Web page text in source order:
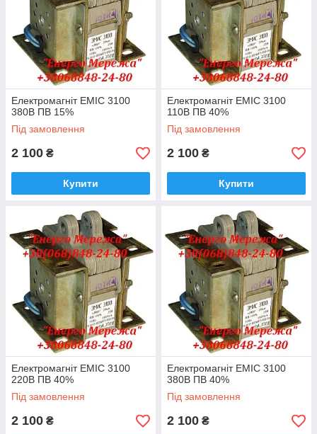
Електромагніт ЕМІС 3100
380В ПВ 15%
Під замовлення
2 100 ₴
Купити
Електромагніт ЕМІС 3100
110В ПВ 40%
Під замовлення
2 100 ₴
Купити
Електромагніт ЕМІС 3100
220В ПВ 40%
Під замовлення
2 100 ₴
Електромагніт ЕМІС 3100
380В ПВ 40%
Під замовлення
2 100 ₴